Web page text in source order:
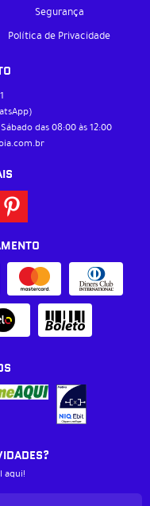
Segurança
Política de Privacidade
das 08:00 às 12:00
aqui!